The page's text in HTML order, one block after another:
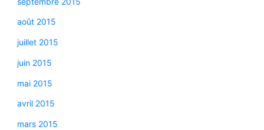
août 2015
juillet 2015
juin 2015
mai 2015
avril 2015
mars 2015